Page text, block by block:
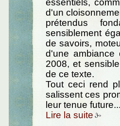
essentiels,
d'un
prétendus
sensiblement
de savoirs,
d'une ambiance
2008, et
de ce texte.
Tout ceci rend
salissent ces
leur tenue future...
Lire la suite